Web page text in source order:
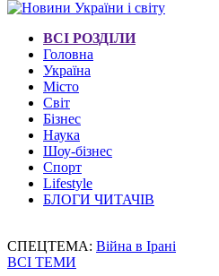
ВСІ РОЗДІЛИ
Головна
Україна
Місто
Світ
Бізнес
Наука
Шоу-бізнес
Спорт
Lifestyle
БЛОГИ ЧИТАЧІВ
СПЕЦТЕМА: Війна в Ірані
ВСІ ТЕМИ